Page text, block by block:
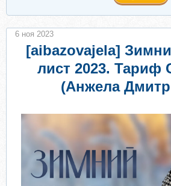
[aibazovajela]
лист 2023. Тариф
(Анжела
6 ноя 2023